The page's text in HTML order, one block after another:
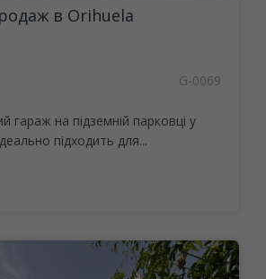
в Orihuela
G-0069
гараж на підземній парковці у
підходить для...